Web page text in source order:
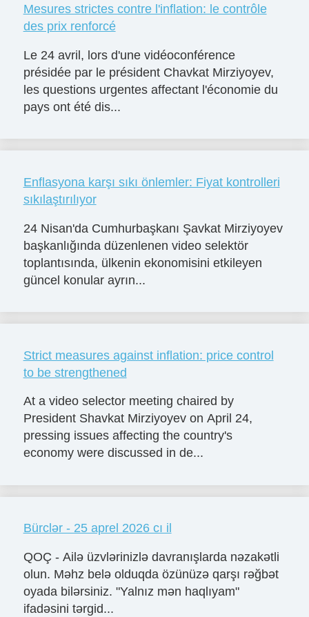
Mesures strictes contre l'inflation: le contrôle
des prix renforcé
Le 24 avril, lors d'une vidéoconférence
présidée par le président Chavkat Mirziyoyev,
les questions urgentes affectant l'économie du
pays ont été dis...
Enflasyona karşı sıkı önlemler: Fiyat kontrolleri
sıkılaştırılıyor
24 Nisan'da Cumhurbaşkanı Şavkat Mirziyoyev
başkanlığında düzenlenen video selektör
toplantısında, ülkenin ekonomisini etkileyen
güncel konular ayrın...
Strict measures against inflation: price control
to be strengthened
At a video selector meeting chaired by
President Shavkat Mirziyoyev on April 24,
pressing issues affecting the country's
economy were discussed in de...
Bürclər - 25 aprel 2026 cı il
QOÇ - Ailə üzvlərinizlə davranışlarda nəzakətli
olun. Məhz belə olduqda özünüzə qarşı rəğbət
oyada bilərsiniz. "Yalnız mən haqlıyam"
ifadəsini tərgid...